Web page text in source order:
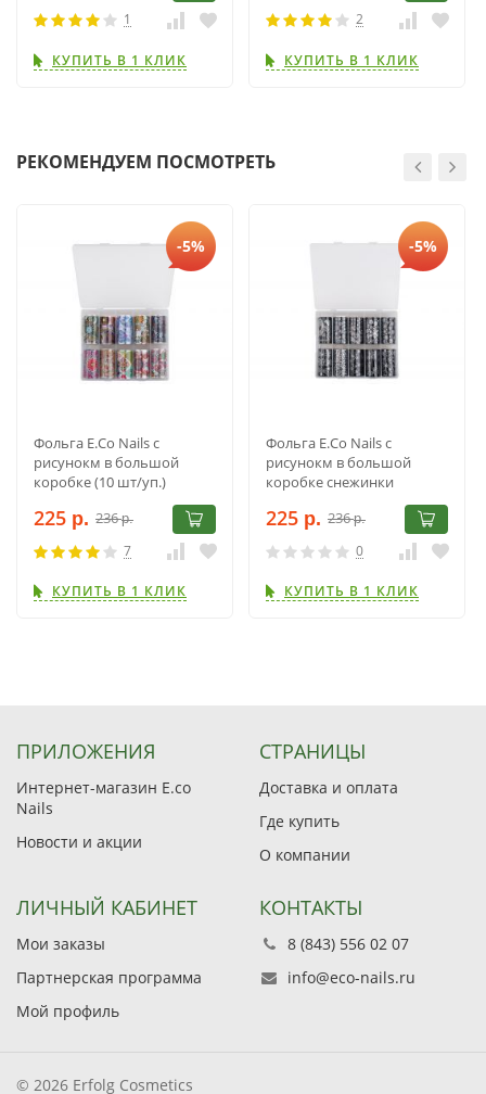
1
КУПИТЬ В 1 КЛИК
2
КУПИТЬ В 1 КЛИК
РЕКОМЕНДУЕМ ПОСМОТРЕТЬ
-5%
Фольга E.Co Nails с
рисунокм в большой
коробке (10 шт/уп.)
225 р. 236р.
7
КУПИТЬ В 1 КЛИК
-5%
Фольга E.Co Nails с
рисунокм в большой
коробке снежинки
225 р. 236р.
0
КУПИТЬ В 1 КЛИК
ПРИЛОЖЕНИЯ
Интернет-магазин E.co
Nails
Новости и акции
СТРАНИЦЫ
Доставка и оплата
Где купить
О компании
ЛИЧНЫЙ КАБИНЕТ
Мои заказы
Партнерская программа
Мой профиль
КОНТАКТЫ
8 (843) 556 02 07
info@eco-nails.ru
© 2026 Erfolg Cosmetics